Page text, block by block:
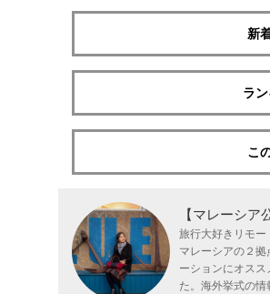
新
ラ
こ
【マレーシア
旅行大好きリモー
マレーシアの２
ーションにオス
た。海外挙式の